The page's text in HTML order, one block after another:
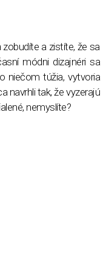
a zistíte, že sa
módni dizajnéri sa
niečom túžia, vytvoria
navrhli tak, že vyzerajú
nemyslíte?